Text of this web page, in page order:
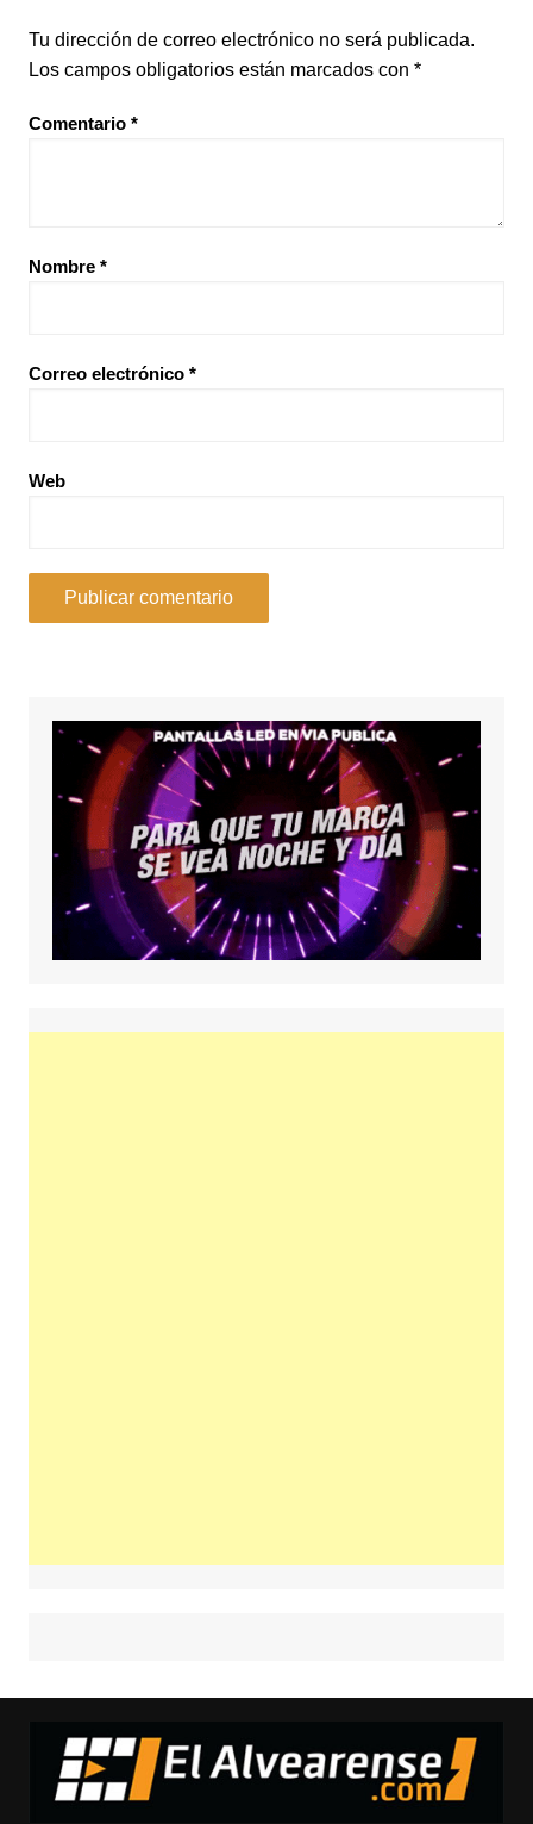
Tu dirección de correo electrónico no será publicada.
Los campos obligatorios están marcados con *
Comentario *
Nombre *
Correo electrónico *
Web